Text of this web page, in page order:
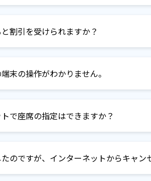
割引を受けられますか？
末の操作がわかりません。
で座席の指定はできますか？
のですが、インターネットからキャン